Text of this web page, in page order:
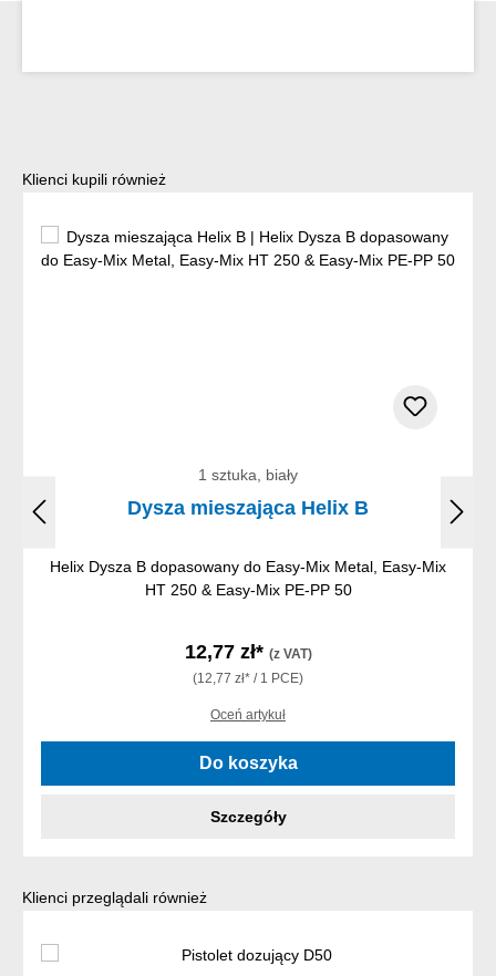
Pomiń galerię produktów
Klienci kupili również
1 sztuka, biały
Dysza mieszająca Helix B
Helix Dysza B dopasowany do Easy-Mix Metal, Easy-Mix
HT 250 & Easy-Mix PE-PP 50
12,77 zł* (z VAT)
(12,77 zł* / 1 PCE)
Oceń artykuł
Do koszyka
Szczegóły
Pomiń galerię produktów
Klienci przeglądali również